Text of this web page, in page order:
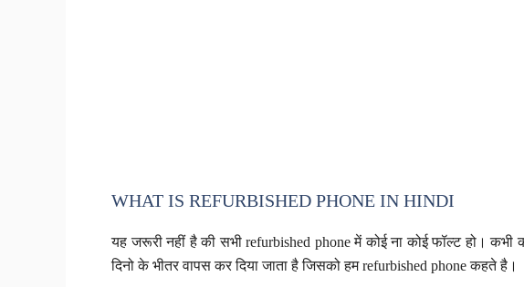
WHAT IS REFURBISHED PHONE IN HINDI
यह जरूरी नहीं है की सभी refurbished phone में कोई ना कोई फॉल्ट हो। कभी
दिनो के भीतर वापस कर दिया जाता है जिसको हम refurbished phone कहते है।